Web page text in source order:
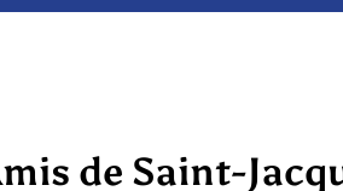
de Saint-